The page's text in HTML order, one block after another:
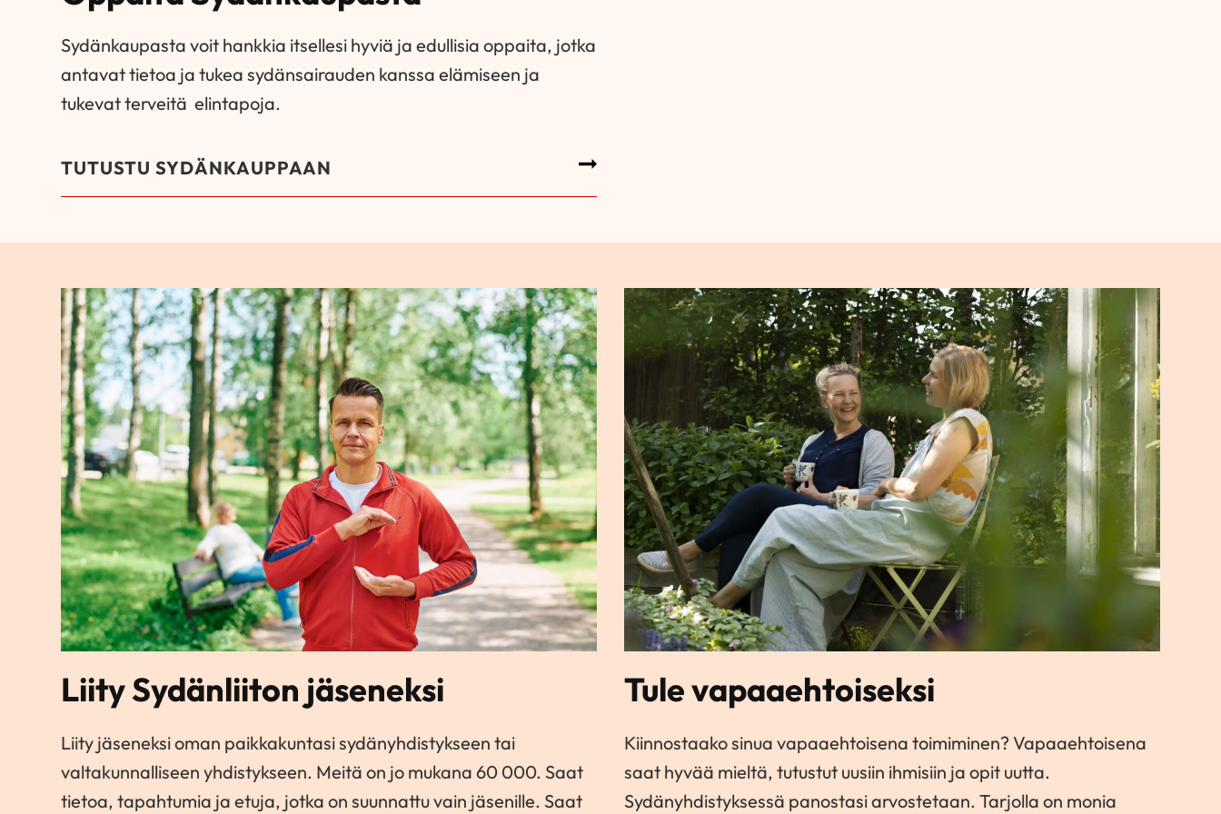
Sydänkaupasta voit hankkia itsellesi hyviä ja edullisia oppaita, jotka
antavat tietoa ja tukea sydänsairauden kanssa elämiseen ja
tukevat terveitä elintapoja.
TUTUSTU SYDÄNKAUPPAAN
Liity Sydänliiton jäseneksi
Liity jäseneksi oman paikkakuntasi sydänyhdistykseen tai
valtakunnalliseen yhdistykseen. Meitä on jo mukana 60 000. Saat
tietoa, tapahtumia ja etuja, jotka on suunnattu vain jäsenille. Saat
Tule vapaaehtoiseksi
Kiinnostaako sinua vapaaehtoisena toimiminen? Vapaaehtoisena
saat hyvää mieltä, tutustut uusiin ihmisiin ja opit uutta.
Sydänyhdistyksessä panostasi arvostetaan. Tarjolla on monia